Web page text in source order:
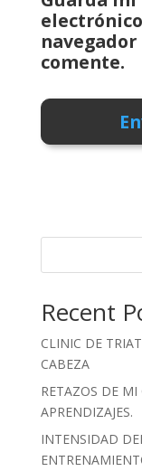
comente.
Recent
CLINIC DE
CABEZA
RETAZOS DE
APRENDIZAJES.
INTENSIDAD